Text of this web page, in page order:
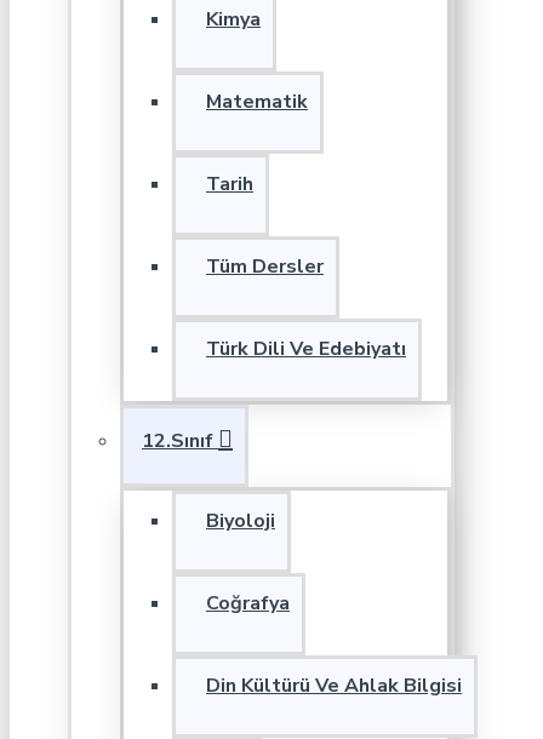
Kimya
Matematik
Tarih
Tüm Dersler
Türk Dili Ve Edebiyatı
12.Sınıf
Biyoloji
Coğrafya
Din Kültürü Ve Ahlak Bilgisi